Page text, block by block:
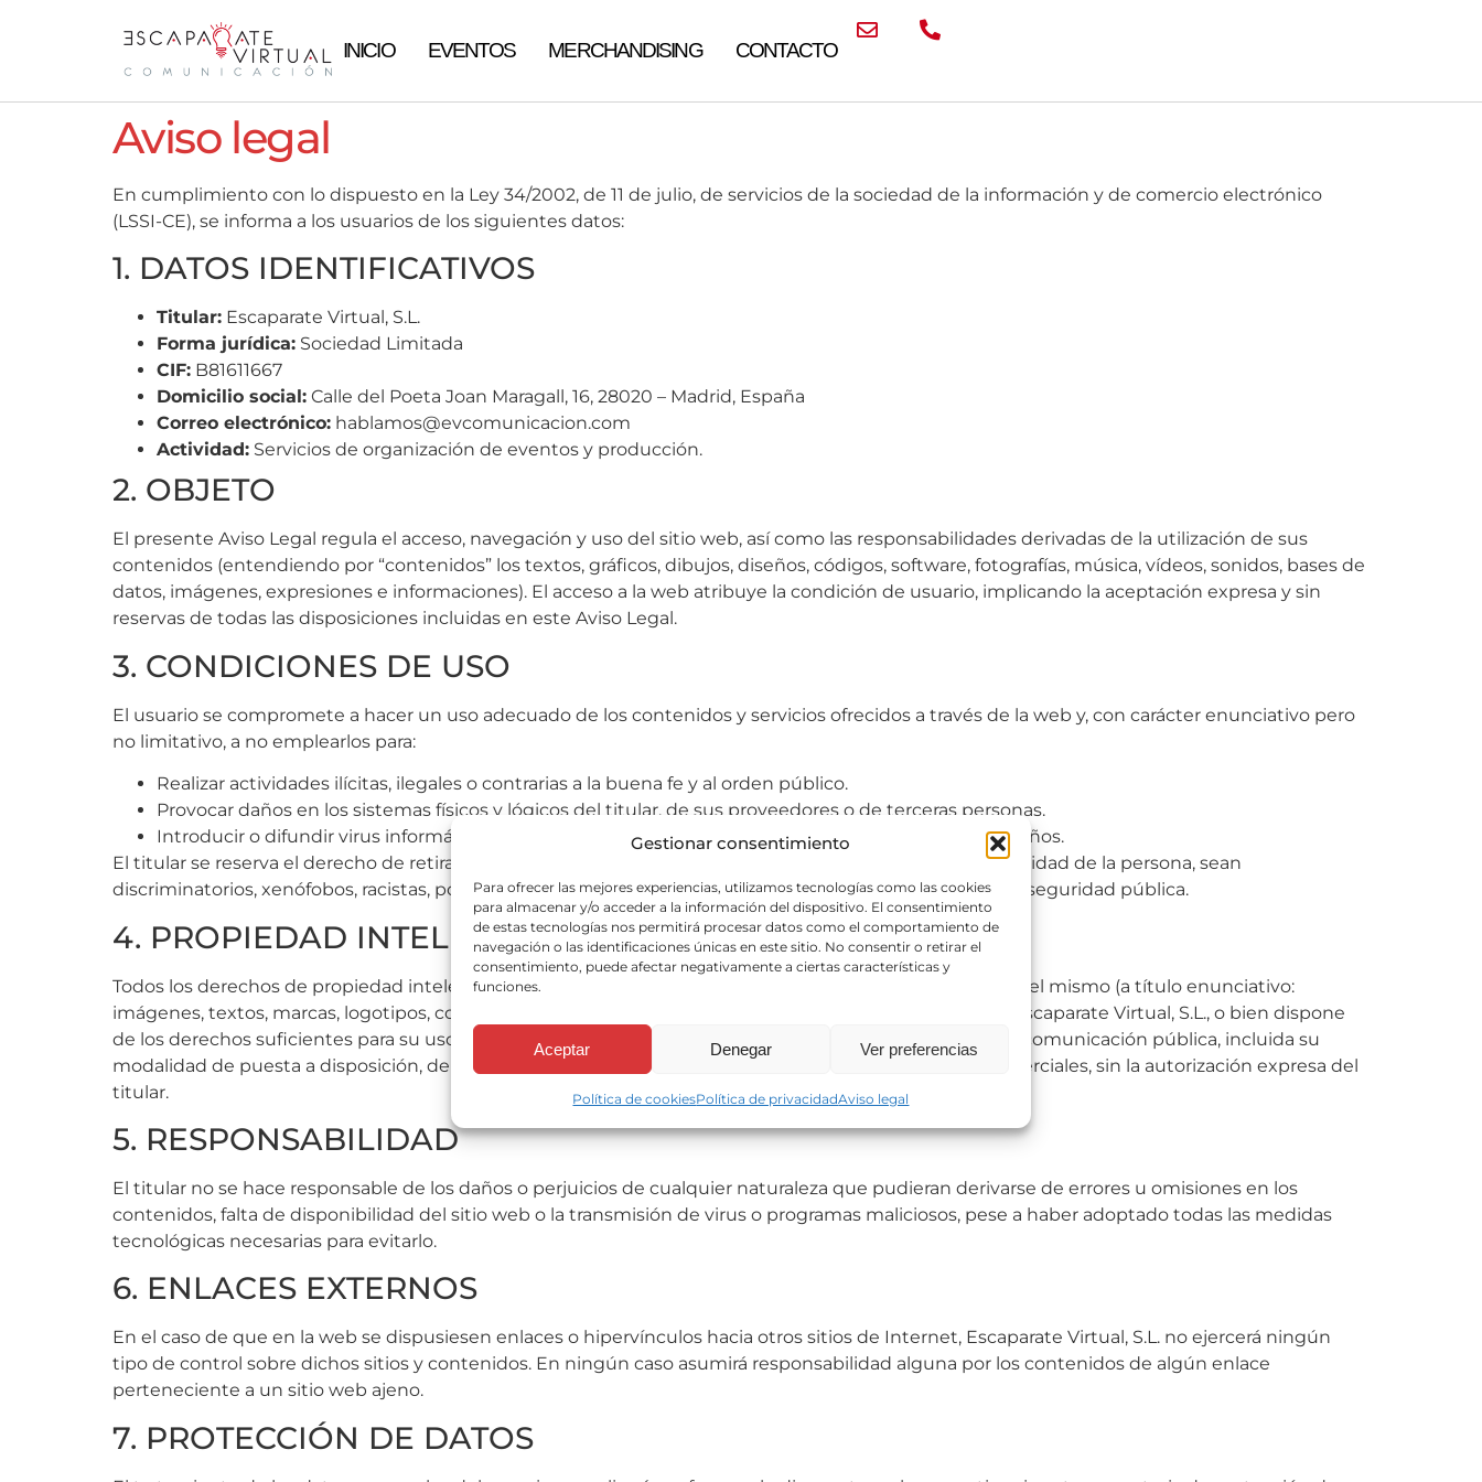
Gestionar consentimiento
Para ofrecer las mejores experiencias, utilizamos tecnologías como las cookies
para almacenar y/o acceder a la información del dispositivo. El consentimiento
de estas tecnologías nos permitirá procesar datos como el comportamiento de
navegación o las identificaciones únicas en este sitio. No consentir o retirar el
consentimiento, puede afectar negativamente a ciertas características y
funciones.
Aceptar Denegar Ver preferencias
Política de cookiesPolítica de privacidadAviso legal
INICIO EVENTOS MERCHANDISING CONTACTO
Aviso legal
En cumplimiento con lo dispuesto en la Ley 34/2002, de 11 de julio, de servicios de la sociedad de la información y de comercio electrónico
(LSSI-CE), se informa a los usuarios de los siguientes datos:
1. DATOS IDENTIFICATIVOS
Titular: Escaparate Virtual, S.L.
Forma jurídica: Sociedad Limitada
CIF: B81611667
Domicilio social: Calle del Poeta Joan Maragall, 16, 28020 – Madrid, España
Correo electrónico: hablamos@evcomunicacion.com
Actividad: Servicios de organización de eventos y producción.
2. OBJETO
El presente Aviso Legal regula el acceso, navegación y uso del sitio web, así como las responsabilidades derivadas de la utilización de sus
contenidos (entendiendo por “contenidos” los textos, gráficos, dibujos, diseños, códigos, software, fotografías, música, vídeos, sonidos, bases de
datos, imágenes, expresiones e informaciones). El acceso a la web atribuye la condición de usuario, implicando la aceptación expresa y sin
reservas de todas las disposiciones incluidas en este Aviso Legal.
3. CONDICIONES DE USO
El usuario se compromete a hacer un uso adecuado de los contenidos y servicios ofrecidos a través de la web y, con carácter enunciativo pero
no limitativo, a no emplearlos para:
Realizar actividades ilícitas, ilegales o contrarias a la buena fe y al orden público.
Provocar daños en los sistemas físicos y lógicos del titular, de sus proveedores o de terceras personas.
Introducir o difundir virus informáticos o cualquier otro sistema que sea susceptible de provocar daños.
El titular se reserva el derecho de retirar todos aquellos comentarios y aportaciones que vulneren la dignidad de la persona, sean
discriminatorios, xenófobos, racistas, pornográficos, atenten contra la juventud o la infancia, el orden o la seguridad pública.
4. PROPIEDAD INTELECTUAL E INDUSTRIAL
Todos los derechos de propiedad intelectual e industrial del sitio web y de los elementos contenidos en el mismo (a título enunciativo:
imágenes, textos, marcas, logotipos, combinaciones de colores, estructura y diseño) son titularidad de Escaparate Virtual, S.L., o bien dispone
de los derechos suficientes para su uso. Queda expresamente prohibida la reproducción, distribución y comunicación pública, incluida su
modalidad de puesta a disposición, de la totalidad o parte de los contenidos de esta web con fines comerciales, sin la autorización expresa del
titular.
5. RESPONSABILIDAD
El titular no se hace responsable de los daños o perjuicios de cualquier naturaleza que pudieran derivarse de errores u omisiones en los
contenidos, falta de disponibilidad del sitio web o la transmisión de virus o programas maliciosos, pese a haber adoptado todas las medidas
tecnológicas necesarias para evitarlo.
6. ENLACES EXTERNOS
En el caso de que en la web se dispusiesen enlaces o hipervínculos hacia otros sitios de Internet, Escaparate Virtual, S.L. no ejercerá ningún
tipo de control sobre dichos sitios y contenidos. En ningún caso asumirá responsabilidad alguna por los contenidos de algún enlace
perteneciente a un sitio web ajeno.
7. PROTECCIÓN DE DATOS